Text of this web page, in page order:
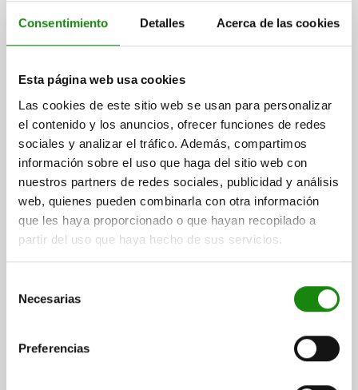
Consentimiento Detalles Acerca de las cookies
Esta página web usa cookies
Las cookies de este sitio web se usan para personalizar
el contenido y los anuncios, ofrecer funciones de redes
sociales y analizar el tráfico. Además, compartimos
información sobre el uso que haga del sitio web con
nuestros partners de redes sociales, publicidad y análisis
web, quienes pueden combinarla con otra información
que les haya proporcionado o que hayan recopilado a
partir del uso que haya hecho de sus servicios.
Necesarias
Preferencias
Forma B: en punta
FORMA:B, M10, E=30, ACERO INOXIDABLE, ACABADO
FORMA=B A=10 ALTURA=50,6 C=10,6
D=10
LONGITUD DE LA ROSCA=30 ROSCA=M10 ANCHO DE LLAVE=17
SW1=19
Referencia:02037-01-10030010
$1,179.32
más IVA.
DETALLES